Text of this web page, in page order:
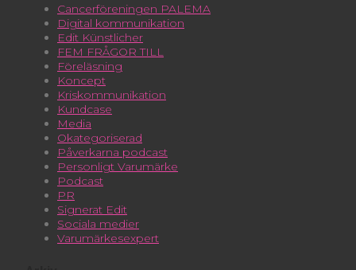
Cancerföreningen PALEMA
Digital kommunikation
Edit Künstlicher
FEM FRÅGOR TILL
Föreläsning
Koncept
Kriskommunikation
Kundcase
Media
Okategoriserad
Påverkarna podcast
Personligt Varumärke
Podcast
PR
Signerat Edit
Sociala medier
Varumärkesexpert